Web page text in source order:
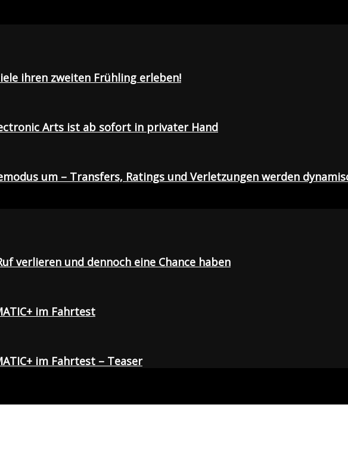
ihren zweiten Frühling erleben!
Arts ist ab sofort in privater Hand
um – Transfers, Ratings und Verletzungen werden
verlieren und dennoch eine Chance haben
im Fahrtest
im Fahrtest – Teaser